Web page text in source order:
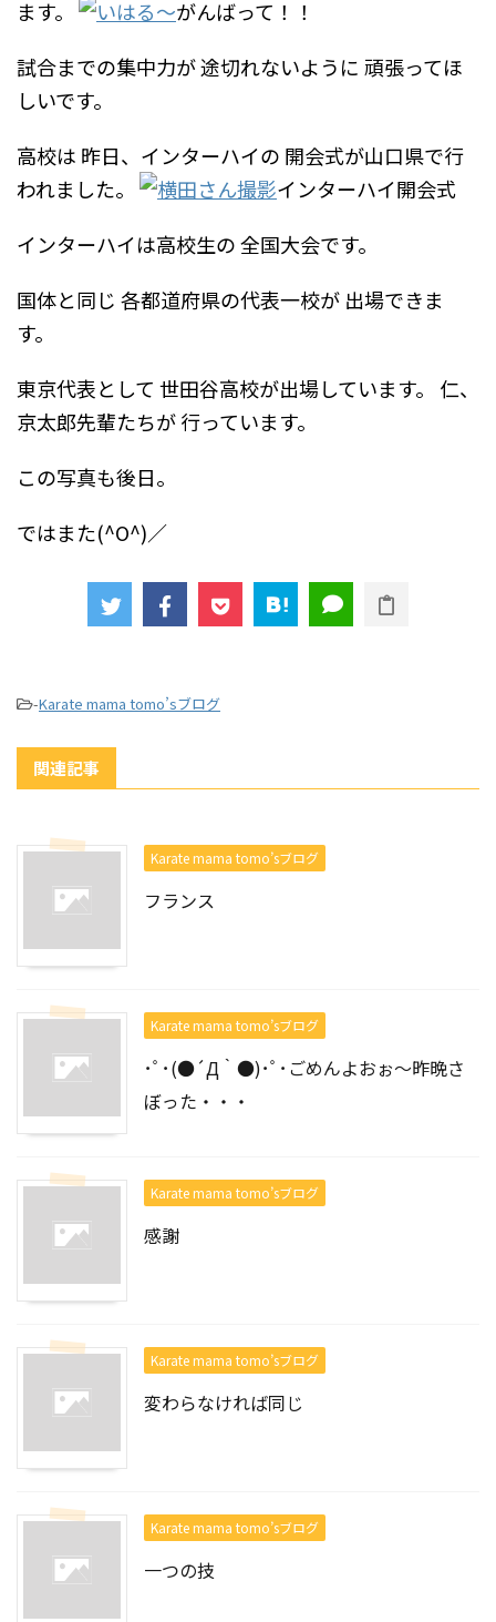
ます。
がんばって！！
試合までの集中力が途切れないように 頑張ってほ
しいです。
高校は 昨日、インターハイの 開会式が山口県で行
われました。
インターハイ開会式
インターハイは高校生の全国大会です。
国体と同じ 各都道府県の代表一校が 出場できま
す。
東京代表として 世田谷高校が出場しています。
仁、
京太郎先輩たちが行っています。
この写真も後日。
ではまた(^O^)／
-Karate mama tomo’sブログ
関連記事
Karate mama tomo’sブログ
フランス
Karate mama tomo’sブログ
･ﾟ･(●´Д｀●)･ﾟ･ごめんよおぉ～昨晩さ
ぼった・・・
Karate mama tomo’sブログ
感謝
Karate mama tomo’sブログ
変わらなければ同じ
Karate mama tomo’sブログ
一つの技